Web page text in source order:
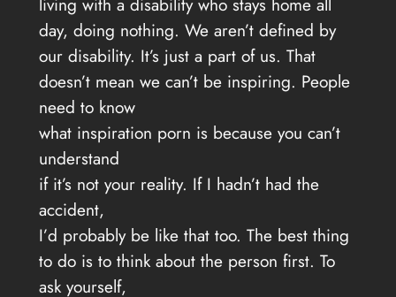
day, doing nothing. We aren’t defined by
our disability. It’s just a part of us. That
doesn’t mean we can’t be inspiring. People
need to know
what inspiration porn is because you can’t
understand
if it’s not your reality. If I hadn’t had the
accident,
I’d probably be like that too. The best thing
to do is to think about the person first. To
ask yourself,